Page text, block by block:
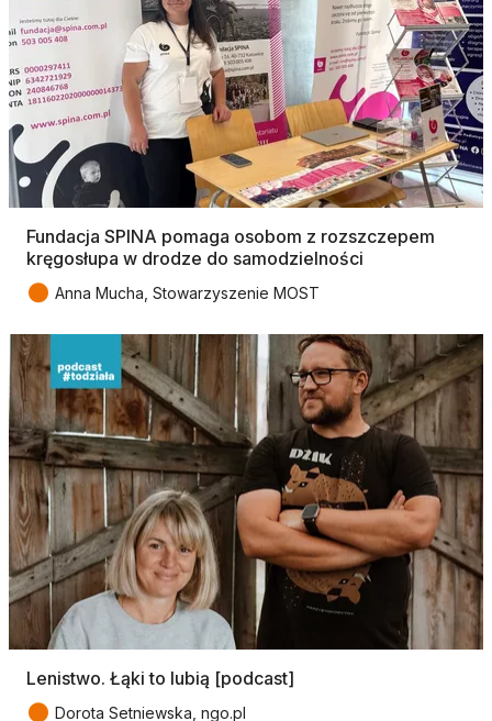
Fundacja SPINA pomaga osobom z rozszczepem
kręgosłupa w drodze do samodzielności
● Anna Mucha, Stowarzyszenie MOST
Lenistwo. Łąki to lubią [podcast]
● Dorota Setniewska, ngo.pl